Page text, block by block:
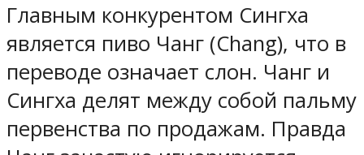
Главным конкурентом Сингха
является пиво Чанг (Chang), что в
переводе означает слон. Чанг и
Сингха делят между собой пальму
первенства по продажам. Правда